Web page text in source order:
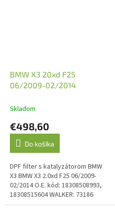
BMW X3 20xd F25
06/2009-02/2014
Skladom
€498,60
Do košíka
DPF filter s katalyzátorom BMW
X3 BMW X3 2.0xd F25 06/2009-
02/2014 O.E. kód: 18308508993,
18308515604 WALKER: 73186
Emisná norma: Euro 5